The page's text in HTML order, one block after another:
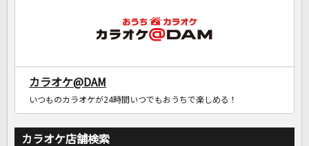
カラオケ@DAM
いつものカラオケが24時間いつでもおうちで楽しめる！
カラオケ店舗検索